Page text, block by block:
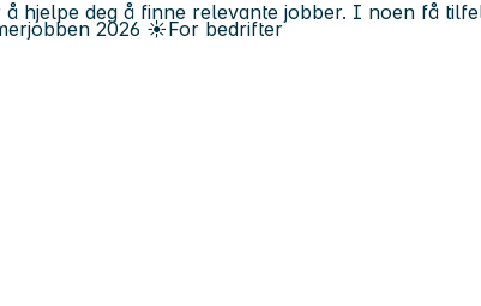
2026 ☀️For bedrifter
hjelpe deg å finne relevante jobber. I noen få